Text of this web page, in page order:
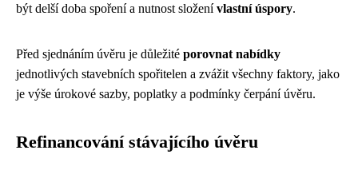
být delší doba spoření a nutnost složenívlastní úspory.
Před sjednáním úvěru je důležité porovnat nabídky
jednotlivých stavebních spořitelen a zvážit všechny faktory, jako
je výše úrokové sazby, poplatky a podmínky čerpání úvěru.
Refinancování stávajícího úvěru